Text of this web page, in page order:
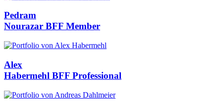
Pedram
Nourazar BFF Member
Alex
Habermehl BFF Professional